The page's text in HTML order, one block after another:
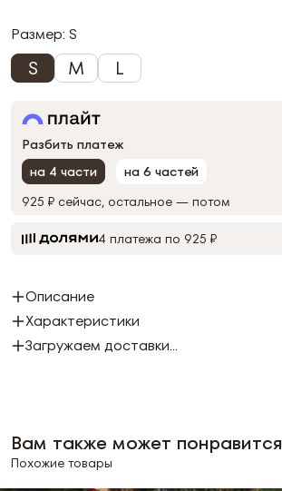
Размер: S
S M L
Разбить платеж
на 4 части
на 6 частей
925 ₽ сейчас, остальное — потом
4 платежа по 925 ₽
Описание
Характеристики
Загружаем доставки...
Вам также может понравится
Похожие товары